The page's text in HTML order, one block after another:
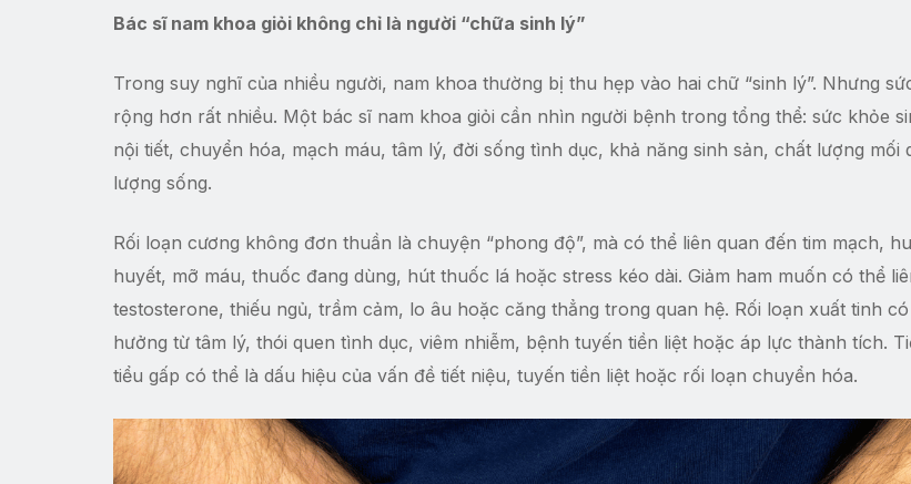
Bác sĩ nam khoa giỏi không chỉ là người “chữa sinh lý”
Trong suy nghĩ của nhiều người, nam khoa thường bị thu hẹp vào hai chữ “sinh lý”. Nhưng
rộng hơn rất nhiều. Một bác sĩ nam khoa giỏi cần nhìn người bệnh trong tổng thể: sức khỏe
nội tiết, chuyển hóa, mạch máu, tâm lý, đời sống tình dục, khả năng sinh sản, chất lượng mối
lượng sống.
Rối loạn cương không đơn thuần là chuyện “phong độ”, mà có thể liên quan đến tim mạch,
huyết, mỡ máu, thuốc đang dùng, hút thuốc lá hoặc stress kéo dài. Giảm ham muốn có thể
testosterone, thiếu ngủ, trầm cảm, lo âu hoặc căng thẳng trong quan hệ. Rối loạn xuất tinh
hưởng từ tâm lý, thói quen tình dục, viêm nhiễm, bệnh tuyến tiền liệt hoặc áp lực thành tích.
tiểu gấp có thể là dấu hiệu của vấn đề tiết niệu, tuyến tiền liệt hoặc rối loạn chuyển hóa.